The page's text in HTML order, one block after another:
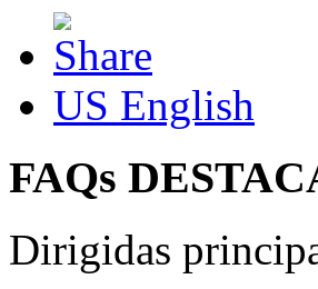
US English
FAQs
Dirigidas